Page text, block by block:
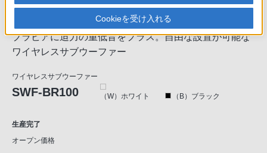
ブラビアに迫力の重低音をプラス。自由な設置が可能な
ワイヤレスサブウーファー
ワイヤレスサブウーファー
SWF-BR100 （W）ホワイト （B）ブラック
生産完了
オープン価格
Cookieを受け入れる